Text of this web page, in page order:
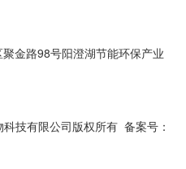
金路98号阳澄湖节能环保产业
技有限公司版权所有 备案号：